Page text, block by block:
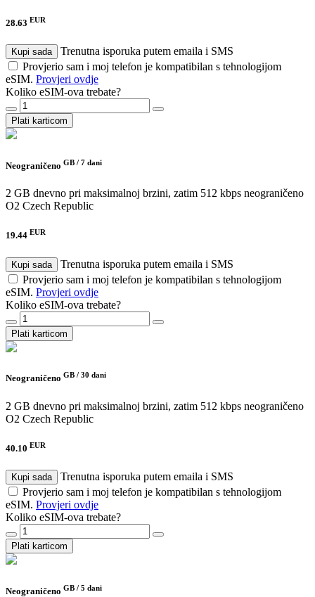
28.63 EUR
Kupi sada
Trenutna isporuka putem emaila i SMS
Provjerio sam i moj telefon je kompatibilan s tehnologijom
eSIM. Provjeri ovdje
Koliko eSIM-ova trebate?
Plati karticom
Neograničeno GB / 7 dani
2 GB dnevno pri maksimalnoj brzini, zatim 512 kbps neograničeno
O2 Czech Republic
19.44 EUR
Kupi sada
Trenutna isporuka putem emaila i SMS
Provjerio sam i moj telefon je kompatibilan s tehnologijom
eSIM. Provjeri ovdje
Koliko eSIM-ova trebate?
Plati karticom
Neograničeno GB / 30 dani
2 GB dnevno pri maksimalnoj brzini, zatim 512 kbps neograničeno
O2 Czech Republic
40.10 EUR
Kupi sada
Trenutna isporuka putem emaila i SMS
Provjerio sam i moj telefon je kompatibilan s tehnologijom
eSIM. Provjeri ovdje
Koliko eSIM-ova trebate?
Plati karticom
Neograničeno GB / 5 dani